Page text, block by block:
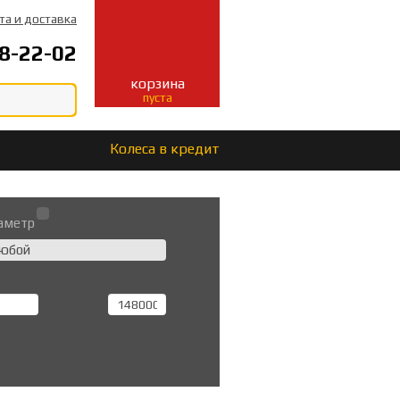
и доставка
22-02
корзина
пуста
Колеса в кредит